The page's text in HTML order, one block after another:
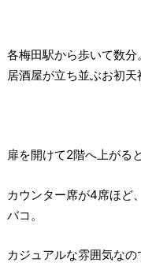
各梅田駅から歩いて数分。
居酒屋が立ち並ぶお初天
扉を開けて2階へ上がる
カウンター席が4席ほど
バコ。
カジュアルな雰囲気な